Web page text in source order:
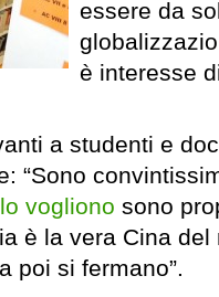
essere da
è interesse
a studenti e
“Sono
vogliono sono
è la vera Cina
poi si fermano”.